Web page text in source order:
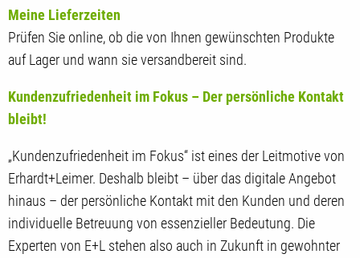
Meine Lieferzeiten
Prüfen Sie online, ob die von Ihnen gewünschten Produkte
auf Lager und wann sie versandbereit sind.
Kundenzufriedenheit im Fokus – Der persönliche Kontakt
bleibt!
„Kundenzufriedenheit im Fokus“ ist eines der Leitmotive von
Erhardt+Leimer. Deshalb bleibt – über das digitale Angebot
hinaus – der persönliche Kontakt mit den Kunden und deren
individuelle Betreuung von essenzieller Bedeutung. Die
Experten von E+L stehen also auch in Zukunft in gewohnter